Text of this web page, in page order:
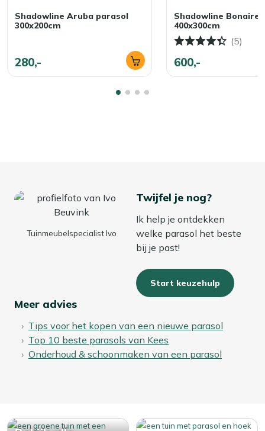
Shadowline Aruba parasol
300x200cm
280,-
Shadowline Bonaire
400x300cm
(5)
600,-
Tuinmeubelspecialist Ivo
Twijfel je nog?
Ik help je ontdekken
welke parasol het beste
bij je past!
Start keuzehulp
Meer advies
Tips voor het kopen van een nieuwe parasol
Top 10 beste parasols van Kees
Onderhoud & schoonmaken van een parasol